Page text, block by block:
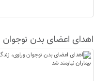
اهدای اعضای بدن نوجوان
وراوی، زندگی‌بخش بیماران
نیازمند شد